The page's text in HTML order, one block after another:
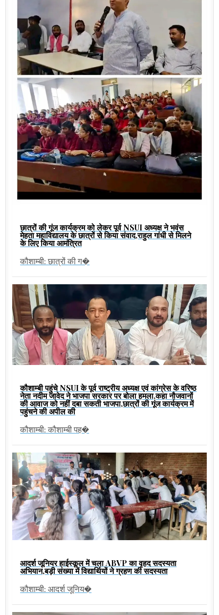
छात्रों की गूंज कार्यक्रम को लेकर पूर्व NSUI अध्यक्ष ने भवंस
मेहता महाविद्यालय के छात्रों से किया संवाद,राहुल गांधी से मिलने
के लिए किया आमंत्रित
कौशाम्बी: छात्रों की ग�
कौशाम्बी पहुंचे NSUI के पूर्व राष्ट्रीय अध्यक्ष एवं कांग्रेस के वरिष्ठ
नेता नदीम जावेद ने भाजपा सरकार पर बोला हमला,कहा नौजवानों
की आवाज को नहीं दबा सकती भाजपा,छात्रों की गूंज कार्यक्रम में
पहुंचने की अपील की
कौशाम्बी: कौशाम्बी पह�
आदर्श जूनियर हाईस्कूल में चला ABVP का वृहद सदस्यता
अभियान,बड़ी संख्या में विद्यार्थियों ने ग्रहण की सदस्यता
कौशाम्बी: आदर्श जूनिय�